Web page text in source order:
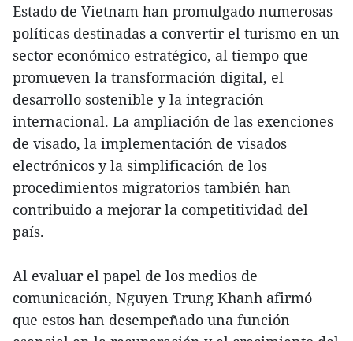
Estado de Vietnam han promulgado numerosas
políticas destinadas a convertir el turismo en un
sector económico estratégico, al tiempo que
promueven la transformación digital, el
desarrollo sostenible y la integración
internacional. La ampliación de las exenciones
de visado, la implementación de visados
electrónicos y la simplificación de los
procedimientos migratorios también han
contribuido a mejorar la competitividad del
país.
Al evaluar el papel de los medios de
comunicación, Nguyen Trung Khanh afirmó
que estos han desempeñado una función